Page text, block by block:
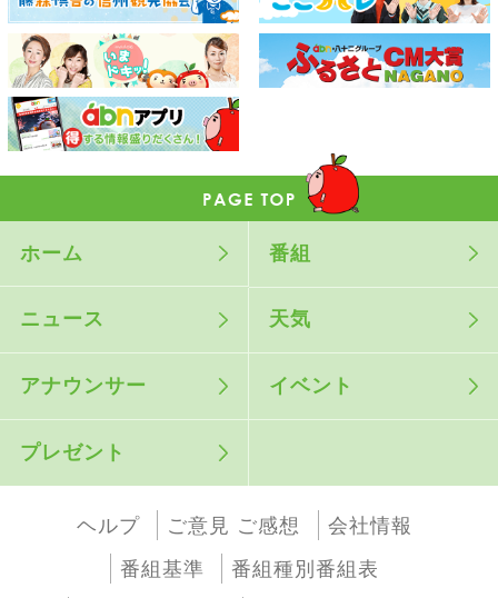
ホーム 番組
ニュース 天気
アナウンサー イベント
プレゼント
ヘルプ ご意見 ご感想
会社情報
番組基準
番組種別番組表